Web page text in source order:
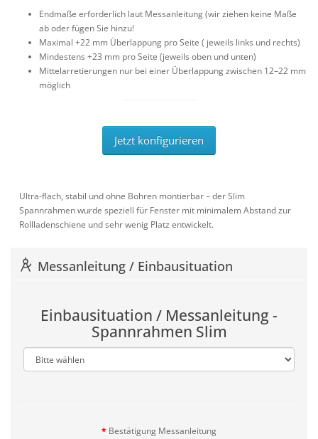
Endmaße erforderlich laut Messanleitung (wir ziehen keine Maße
ab oder fügen Sie hinzu!
Maximal +22 mm Überlappung pro Seite ( jeweils links und rechts)
Mindestens +23 mm pro Seite (jeweils oben und unten)
Mittelarretierungen nur bei einer Überlappung zwischen 12–22 mm
möglich
Jetzt konfigurieren
Ultra-flach, stabil und ohne Bohren montierbar – der Slim
Spannrahmen wurde speziell für Fenster mit minimalem Abstand zur
Rollladenschiene und sehr wenig Platz entwickelt.
Messanleitung / Einbausituation
Einbausituation / Messanleitung -
Spannrahmen Slim
Bestätigung Messanleitung